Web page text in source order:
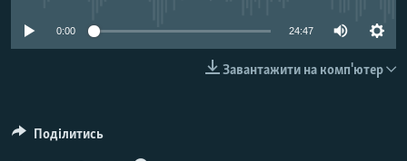
СВІДЧЕННЯ ОКУПАЦІЇ
Русский
0:00 24:47
Завантажити на комп'ютер
Поділитись